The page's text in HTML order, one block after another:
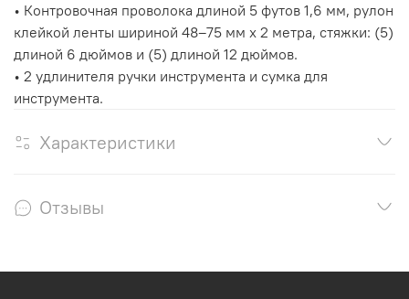
• Контровочная проволока длиной 5 футов 1,6 мм, рулон
клейкой ленты шириной 48–75 мм x 2 метра, стяжки: (5)
длиной 6 дюймов и (5) длиной 12 дюймов.
• 2 удлинителя ручки инструмента и сумка для
инструмента.
Характеристики
Отзывы